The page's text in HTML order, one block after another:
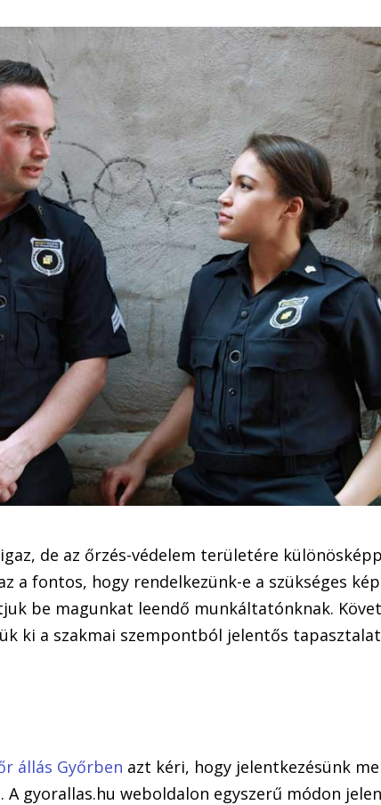
de az őrzés-védelem területére
a fontos, hogy rendelkezünk-e a szükséges
be magunkat leendő munkáltatónknak.
ki a szakmai szempontból jelentős
állás Győrben azt kéri, hogy jelentkezésünk
gyorallas.hu weboldalon egyszerű módon